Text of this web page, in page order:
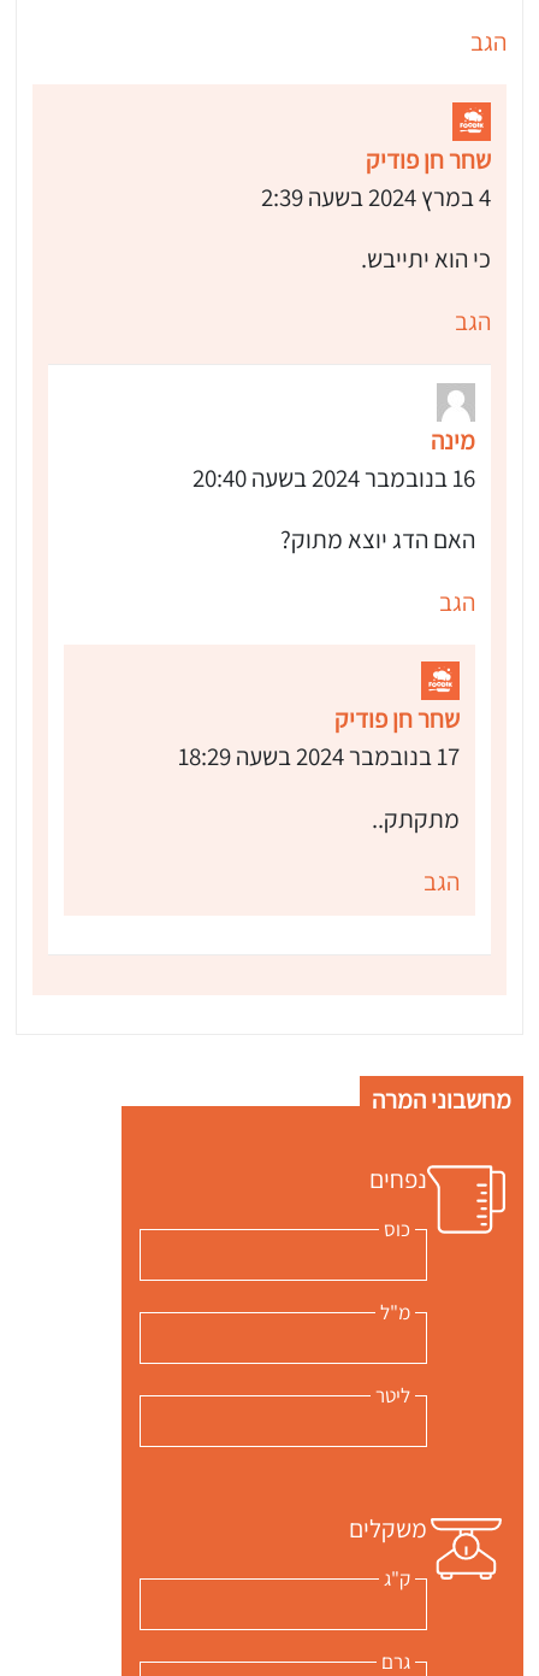
הגב
שחר חן פודיק
4 במרץ 2024 בשעה 2:39
כי הוא יתייבש.
הגב
מינה
16 בנובמבר 2024 בשעה 20:40
האם הדג יוצא מתוק?
הגב
שחר חן פודיק
17 בנובמבר 2024 בשעה 18:29
מתקתק..
הגב
מחשבוני המרה
נפחים
כוס
מ"ל
ליטר
משקלים
ק"ג
גרם